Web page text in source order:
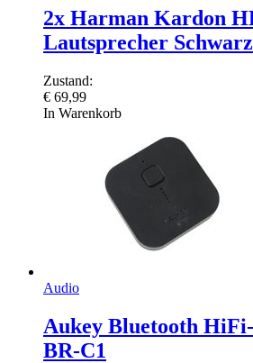
2x Harman Kardon
Lautsprecher Schwarz
Zustand:
€ 69,99
In Warenkorb
Audio
Aukey Bluetooth
BR-C1